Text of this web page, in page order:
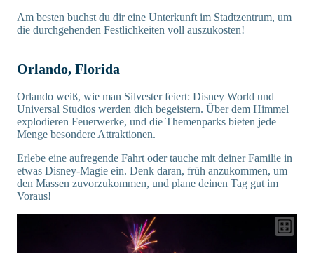
Am besten buchst du dir eine Unterkunft im Stadtzentrum, um
die durchgehenden Festlichkeiten voll auszukosten!
Orlando, Florida
Orlando weiß, wie man Silvester feiert: Disney World und
Universal Studios werden dich begeistern. Über dem Himmel
explodieren Feuerwerke, und die Themenparks bieten jede
Menge besondere Attraktionen.
Erlebe eine aufregende Fahrt oder tauche mit deiner Familie in
etwas Disney-Magie ein. Denk daran, früh anzukommen, um
den Massen zuvorzukommen, und plane deinen Tag gut im
Voraus!